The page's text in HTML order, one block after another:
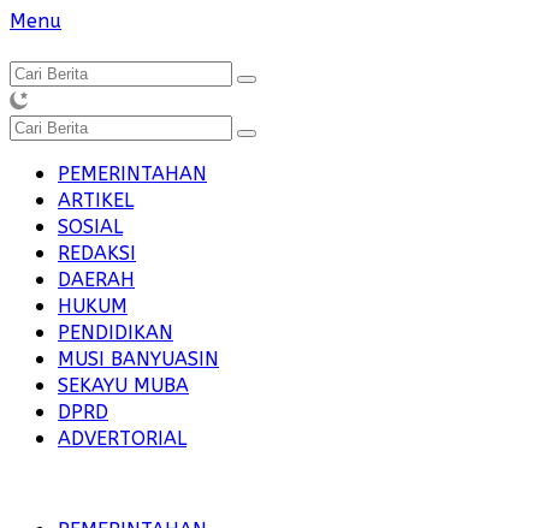
Langsung
konten
Menu
PEMERINTAHAN
ARTIKEL
SOSIAL
REDAKSI
DAERAH
HUKUM
PENDIDIKAN
MUSI BANYUASIN
SEKAYU MUBA
DPRD
ADVERTORIAL